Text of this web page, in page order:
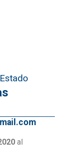
al